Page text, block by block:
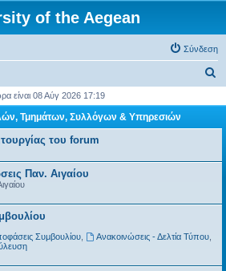
of the Aegean
Σύνδεση
ζ
σ
είναι 08 Αύγ 2026 17:19
Τμημάτων, Συλλόγων & Υπηρεσιών
του forum
Παν. Αιγαίου
Συμβουλίου, Ανακοινώσεις - Δελτία Τύπου,